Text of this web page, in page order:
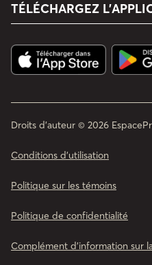
TÉLÉCHARGEZ
Droits d'auteur © 2026
Conditions d’utilisation
Politique sur les témoins
Politique de confidentialité
Complément d'information sur